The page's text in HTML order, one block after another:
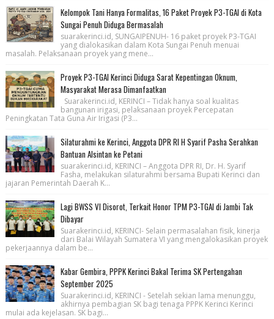
Kelompok Tani Hanya Formalitas, 16 Paket Proyek P3-TGAI di Kota
Sungai Penuh Diduga Bermasalah
suarakerinci.id, SUNGAIPENUH- 16 paket proyek P3-TGAI
yang dialokasikan dalam Kota Sungai Penuh menuai
masalah. Pelaksanaan proyek yang mene...
Proyek P3-TGAI Kerinci Diduga Sarat Kepentingan Oknum,
Masyarakat Merasa Dimanfaatkan
Suarakerinci.id, KERINCI – Tidak hanya soal kualitas
bangunan irigasi, pelaksanaan proyek Percepatan
Peningkatan Tata Guna Air Irigasi (P3...
Silaturahmi ke Kerinci, Anggota DPR RI H Syarif Pasha Serahkan
Bantuan Alsintan ke Petani
suarakerinci.id, KERINCI – Anggota DPR RI, Dr. H. Syarif
Fasha, melakukan silaturahmi bersama Bupati Kerinci dan
jajaran Pemerintah Daerah K...
Lagi BWSS VI Disorot, Terkait Honor TPM P3-TGAI di Jambi Tak
Dibayar
Suarakerinci.id, KERINCI- Selain permasalahan fisik, kinerja
dari Balai Wilayah Sumatera VI yang mengalokasikan proyek
pekerjaannya dalam be...
Kabar Gembira, PPPK Kerinci Bakal Terima SK Pertengahan
September 2025
Suarakerinci.id, KERINCI - Setelah sekian lama menunggu,
akhirnya pembagian SK bagi tenaga PPPK Kerinci Kerinci
mulai ada kejelasan. SK bagi...